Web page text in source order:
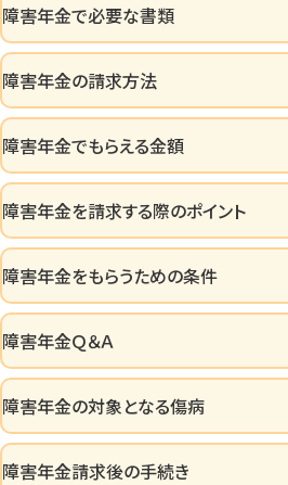
障害年金で必要な書類
障害年金の請求方法
障害年金でもらえる金額
障害年金を請求する際のポイント
障害年金をもらうための条件
障害年金Ｑ＆Ａ
障害年金の対象となる傷病
障害年金請求後の手続き